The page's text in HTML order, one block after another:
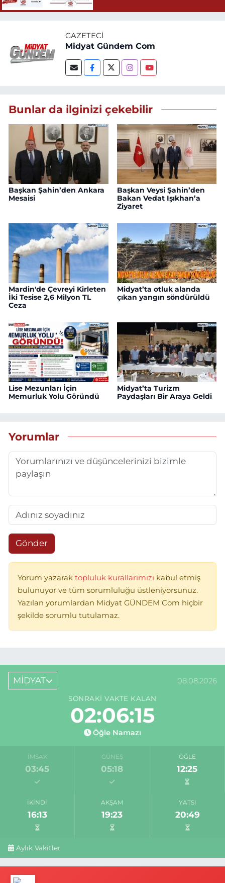
GAZETECI
Midyat Gündem Com
Bunlar da ilginizi çekebilir
Başkan Şahin’den Ankara
Mesaisi
Başkan Veysi Şahin’den
Bakan Vedat Işıkhan’a
Ziyaret
Mardin'de Çevreyi Kirleten
İki Tesise 2,6 Milyon TL
Ceza
Midyat’ta otluk alanda
çıkan yangın söndürüldü
Lise Mezunları İçin
Memurluk Yolu Göründü
Midyat’ta Turizm
Paydaşları Bir Araya Geldi
Yorumlar
Gönder
Yorum yazarak topluluk kurallarımızı kabul etmiş
bulunuyor ve tüm sorumluluğu üstleniyorsunuz.
Yazılan yorumlardan Midyat GÜNDEM Com hiçbir
şekilde sorumlu tutulamaz.
MİDYAT 08.08.2026
SONRAKI VAKTE KALAN
02:06:15
Öğle Namazı
İMSAK
03:45
GÜNEŞ
05:18
ÖĞLE
12:25
İKINDI
16:13
AKŞAM
19:23
YATSI
20:49
Aylık Vakitler